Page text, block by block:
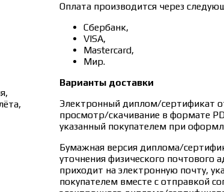
Оплата производится через
Сбербанк,
VISA,
Mastercard,
Мир.
Варианты доставки
Электронный диплом/сертификат
просмотр/скачивание в формате
указанный покупателем при
Бумажная версия диплома/
уточнения физического почтового
приходит на электронную почту,
покупателем вместе с отправкой